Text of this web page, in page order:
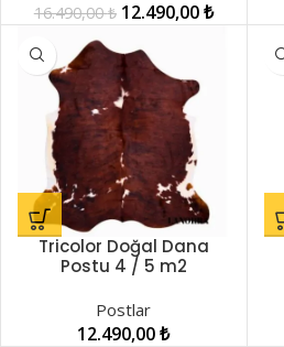
16.490,00₺ 12.490,00₺
Tricolor Doğal Dana
Postu 4 / 5 m2
Postlar
12.490,00₺